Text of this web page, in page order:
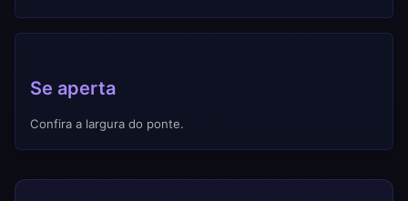
Se aperta
Confira a largura do ponte.